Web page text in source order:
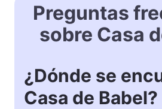
Preguntas
sobre Casa
¿Dónde se
Casa de Babel?